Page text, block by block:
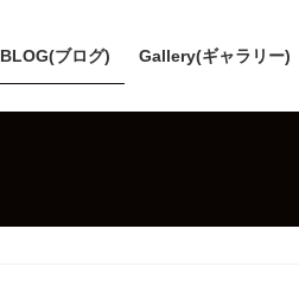
BLOG(ブログ) Gallery(ギャラリー)